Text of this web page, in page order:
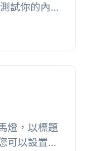
試你的內容
添加任意多
燈，以標題
可以設置位